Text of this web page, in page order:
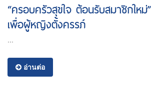
“ครอบครัวสุขใจ ต้อนรับสมาชิกใหม่
เพื่อผู้หญิงตั้งครรภ์
อ่านต่อ